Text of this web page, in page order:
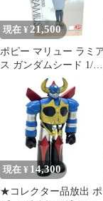
現在 ¥ 21,500
ポピー マリュー ラミ
ス ガンダムシード 1/7
B-CLUB フィギュア
現在 ¥ 14,300
★コレクター品放出 ポ